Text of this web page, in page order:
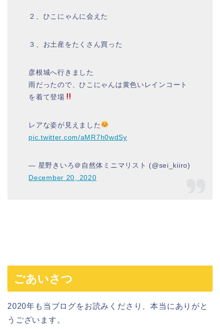
２、ひこにゃんに会えた
３、お土産をたくさん買った
彦根城へ行きました
雨だったので、ひこにゃんは黄色いレインコート
を着て登場
レアな姿が見えました
pic.twitter.com/aMR7h0wdSy
— 星野きいろ＠自然体ミニマリスト (@sei_kiiro)
December 20, 2020
ごあいさつ
2020年も当ブログをお読みくださり、本当にありがと
うございます。